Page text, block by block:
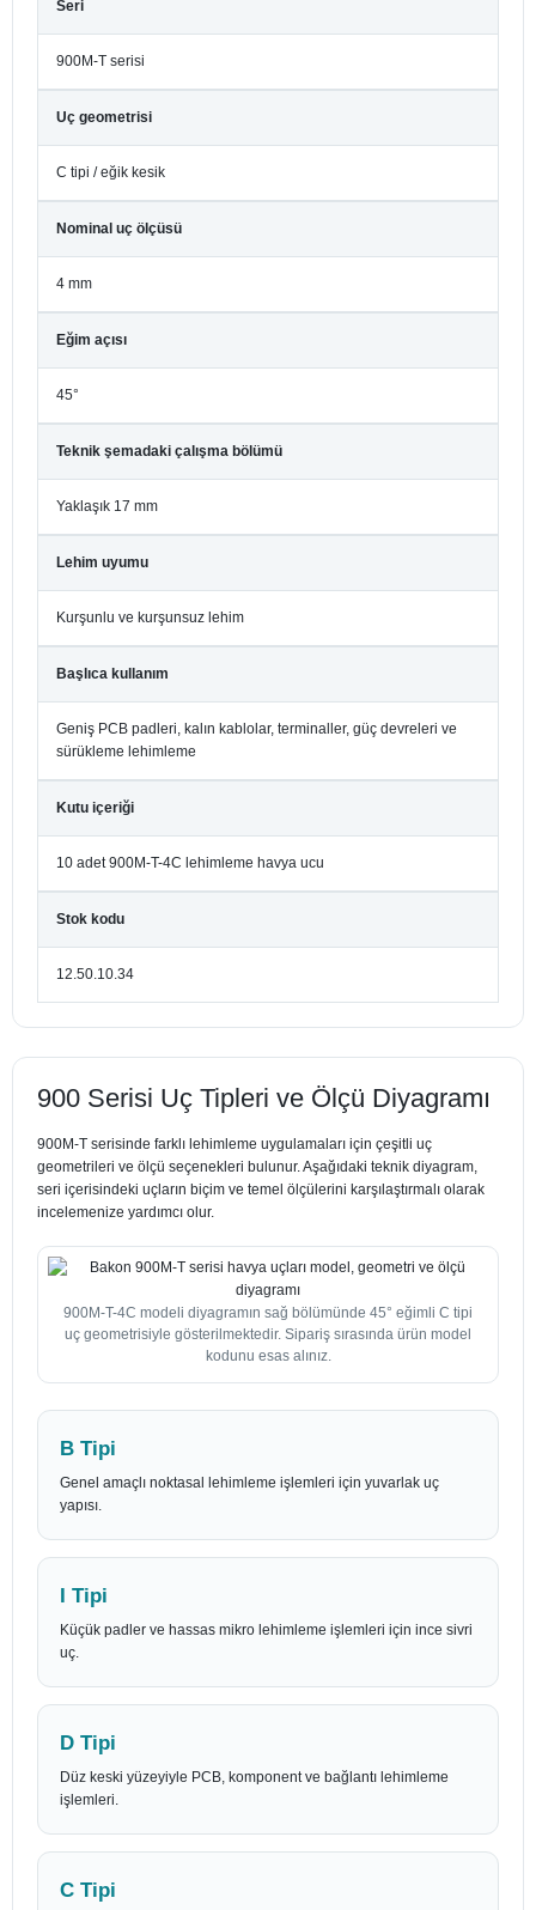
Seri
900M-T serisi
Uç geometrisi
C tipi / eğik kesik
Nominal uç ölçüsü
4 mm
Eğim açısı
45°
Teknik şemadaki çalışma bölümü
Yaklaşık 17 mm
Lehim uyumu
Kurşunlu ve kurşunsuz lehim
Başlıca kullanım
Geniş PCB padleri, kalın kablolar, terminaller, güç devreleri ve
sürükleme lehimleme
Kutu içeriği
10 adet 900M-T-4C lehimleme havya ucu
Stok kodu
12.50.10.34
900 Serisi Uç Tipleri ve Ölçü Diyagramı
900M-T serisinde farklı lehimleme uygulamaları için çeşitli uç
geometrileri ve ölçü seçenekleri bulunur. Aşağıdaki teknik diyagram,
seri içerisindeki uçların biçim ve temel ölçülerini karşılaştırmalı olarak
incelemenize yardımcı olur.
900M-T-4C modeli diyagramın sağ bölümünde 45° eğimli C tipi
uç geometrisiyle gösterilmektedir. Sipariş sırasında ürün model
kodunu esas alınız.
B Tipi
Genel amaçlı noktasal lehimleme işlemleri için yuvarlak uç
yapısı.
I Tipi
Küçük padler ve hassas mikro lehimleme işlemleri için ince sivri
uç.
D Tipi
Düz keski yüzeyiyle PCB, komponent ve bağlantı lehimleme
işlemleri.
C Tipi